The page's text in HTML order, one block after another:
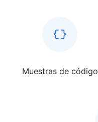
Muestras de código